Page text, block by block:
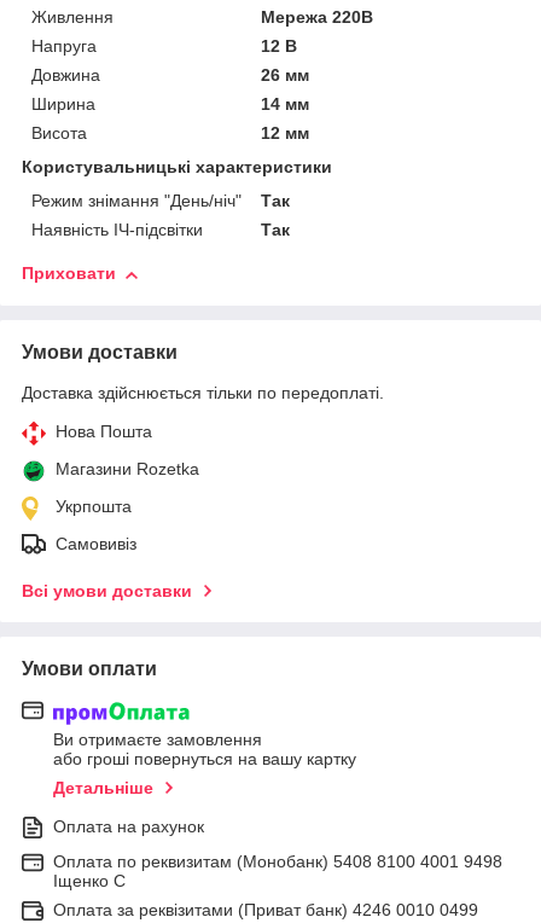
Живлення
Мережа 220В
Напруга
12 В
Довжина
26 мм
Ширина
14 мм
Висота
12 мм
Користувальницькі характеристики
Режим знімання "День/ніч"
Так
Наявність ІЧ-підсвітки
Так
Приховати
Умови доставки
Доставка здійснюється тільки по передоплаті.
Нова Пошта
Магазини Rozetka
Укрпошта
Самовивіз
Всі умови доставки
Умови оплати
Ви отримаєте замовлення
або гроші повернуться на вашу картку
Детальніше
Оплата на рахунок
Оплата по реквизитам (Монобанк) 5408 8100 4001 9498
Іщенко С
Оплата за реквізитами (Приват банк) 4246 0010 0499